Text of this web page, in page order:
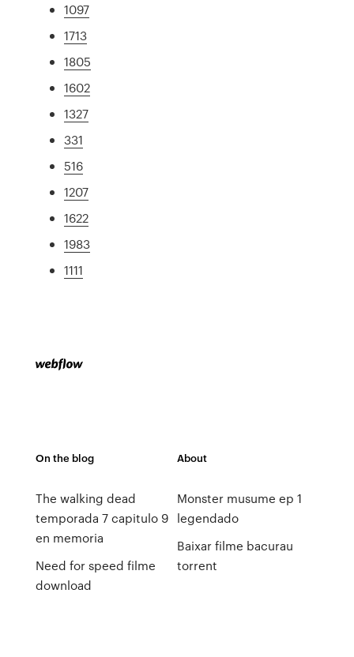
1097
1713
1805
1602
1327
331
516
1207
1622
1983
1111
On the blog
The walking dead
temporada 7 capitulo 9
en memoria
Need for speed filme
download
About
Monster musume ep 1
legendado
Baixar filme bacurau
torrent